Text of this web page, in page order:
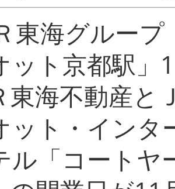
東海グルー
ット京都駅」
海不動産と
ット・インタ
ル「コートヤ